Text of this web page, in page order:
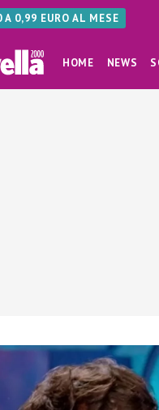
0,99 EURO AL MESE
HOME NEWS